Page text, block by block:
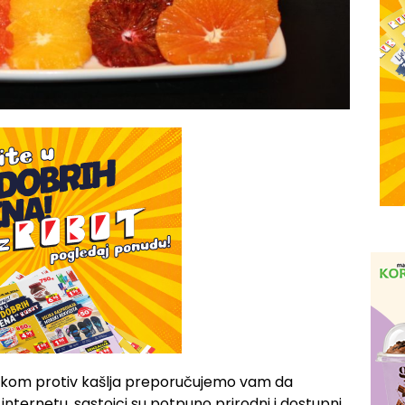
protiv kašlja preporučujemo vam da